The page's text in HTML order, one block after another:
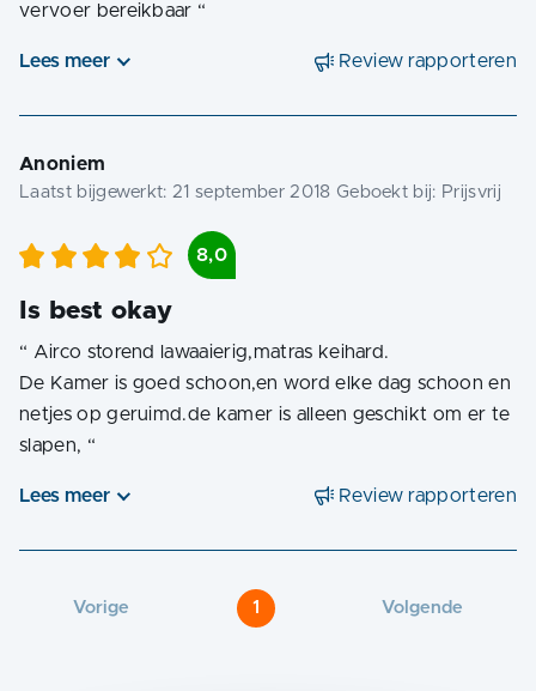
vervoer bereikbaar “
Lees meer Review rapporteren
Anoniem
Laatst bijgewerkt:21 september 2018 Geboekt bij: Prijsvrij
8,0
Is best okay
“ Airco storend lawaaierig,matras keihard.
De Kamer is goed schoon,en word elke dag schoon en
netjes op geruimd.de kamer is alleen geschikt om er te
slapen, “
Lees meer Review rapporteren
Vorige 1 Volgende